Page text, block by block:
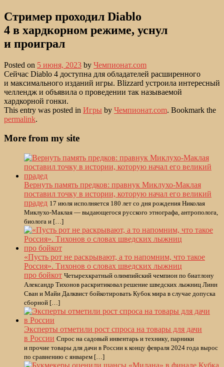
Стример проходил Diablo
4 в хардкорном режиме, уснул
и проиграл
Posted on 5 июня, 2023 by Чемпионат.com
Сейчас Diablo 4 доступна для обладателей расширенного
и максимального изданий игры. Blizzard устроила интересный
челлендж и объявила о проведении так называемой
хардкорной гонки.
This entry was posted in Игры by Чемпионат.com. Bookmark the
permalink.
More from my site
Вернуть память предков: правнук Миклухо-Маклая
поставил точку в истории, которую начал его великий
прадед 17 июля исполняется 180 лет со дня рождения Николая
Миклухо-Маклая — выдающегося русского этнографа, антрополога,
биолога и […]
«Пусть рот не раскрывают, а то напомним, что такое
Россия». Тихонов о словах шведских лыжниц
про бойкот Четырехкратный олимпийский чемпион по биатлону
Александр Тихонов раскритиковал решение шведских лыжниц Линн
Сван и Майи Далквист бойкотировать Кубок мира в случае допуска
сборной […]
Эксперты отметили рост спроса на товары для дачи
в России Спрос на садовый инвентарь и технику, парники
и прочие товары для дачи в России к концу февраля 2024 года вырос
по сравнению с январем […]